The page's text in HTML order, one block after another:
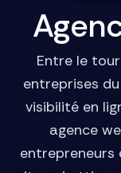
Entre le
entreprises
visibilité en
agence
entrepreneurs